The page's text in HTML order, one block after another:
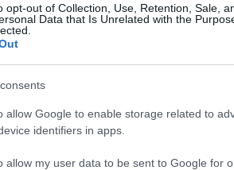
opt-out of Collection, Use, Retention, Sale,
Data that Is Unrelated with the
allow Google to enable storage related to
identifiers in apps.
allow my user data to be sent to Google for
οι κρατήσεις
Newsκαι μάθετε πρώτοι